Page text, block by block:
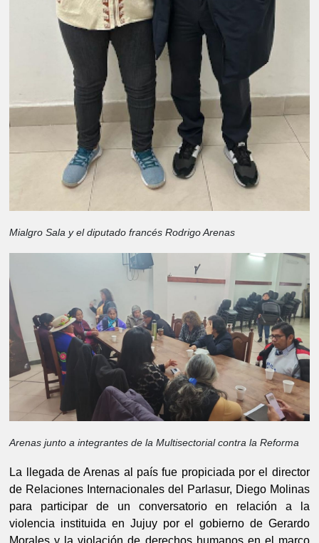
Mialgro Sala y el diputado francés Rodrigo Arenas
Arenas junto a integrantes de la Multisectorial contra la Reforma
La llegada de Arenas al país fue propiciada por el director
de Relaciones Internacionales del Parlasur, Diego Molinas
para participar de un conversatorio en relación a la
violencia instituida en Jujuy por el gobierno de Gerardo